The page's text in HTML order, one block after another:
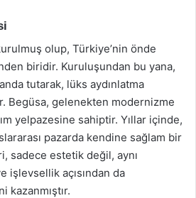
olup, Türkiye’nin önde
biridir. Kuruluşundan bu yana,
tutarak, lüks aydınlatma
Begüsa, gelenekten modernizme
yelpazesine sahiptir. Yıllar içinde,
pazarda kendine sağlam bir
sadece estetik değil, aynı
işlevsellik açısından da
kazanmıştır.